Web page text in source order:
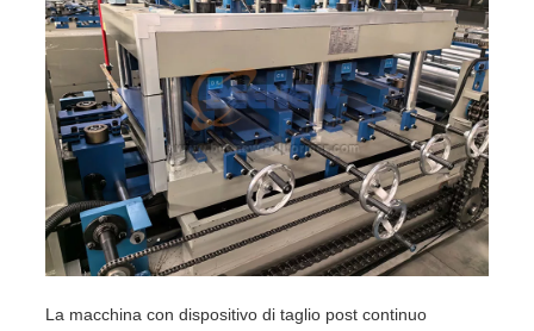
La macchina con dispositivo di taglio post continuo